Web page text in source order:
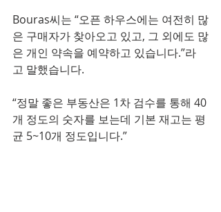
Bouras씨는 “오픈 하우스에는 여전히 많
은 구매자가 찾아오고 있고, 그 외에도 많
은 개인 약속을 예약하고 있습니다.”라
고 말했습니다.
“정말 좋은 부동산은 1차 검수를 통해 40
개 정도의 숫자를 보는데 기본 재고는 평
균 5~10개 정도입니다.”